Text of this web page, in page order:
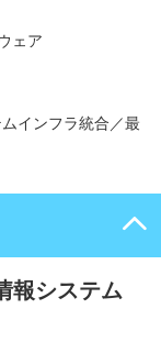
ェア
インフラ統合／最
報システム